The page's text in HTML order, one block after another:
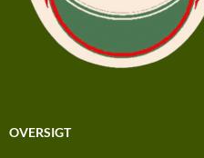
OVERSIGT